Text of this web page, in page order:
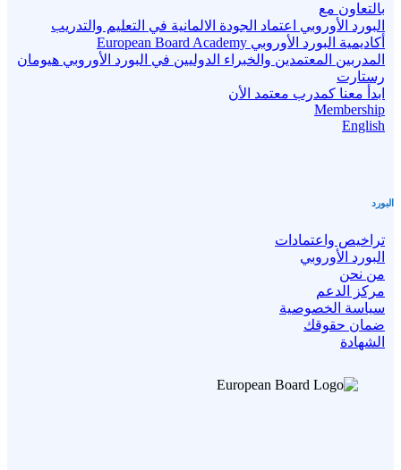
بالتعاون مع
البورد الأوروبي اعتماد الجودة الالمانية في التعليم والتدريب
أكاديمية البورد الأوروبي European Board Academy
المدربين المعتمدين والخبراء الدوليين في البورد الأوروبي هيومان
رستارت
ابدأ معنا كمدرب معتمد الأن
Membership
English
البورد
تراخيص واعتمادات
البورد الأوروبي
من نحن
مركز الدعم
سياسة الخصوصية
ضمان حقوقك
الشهادة